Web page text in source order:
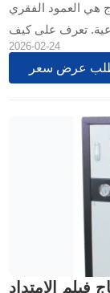
هي العمود الفقري
تعرف على كيف
2026-02-24
عرض سعر
فيلم الامتداد